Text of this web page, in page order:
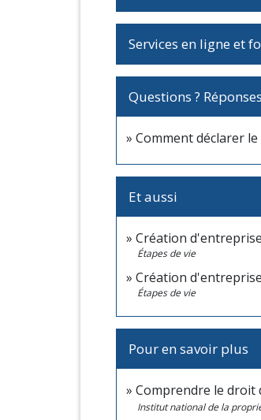
Services en ligne et
Questions ?
Comment déclarer
Et aussi
Création
Étapes de vie
Création
Étapes de vie
Pour en savoir plus
Comprendre le droit
Institut national de la